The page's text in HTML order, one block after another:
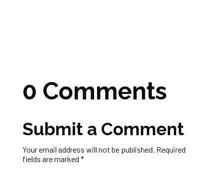
0 Comments
Submit a Comment
Your email address will not be published. Required
fields are marked *